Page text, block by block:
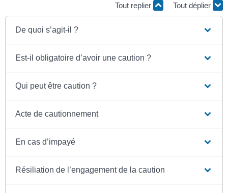
Tout replier Tout déplier
De quoi s’agit-il ?
Est-il obligatoire d’avoir une caution ?
Qui peut être caution ?
Acte de cautionnement
En cas d’impayé
Résiliation de l’engagement de la caution